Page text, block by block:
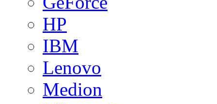
HP
IBM
Lenovo
Medion